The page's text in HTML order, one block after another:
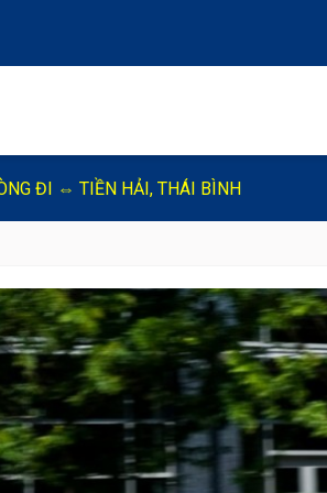
ĐI ⇔ TIỀN HẢI, THÁI BÌNH